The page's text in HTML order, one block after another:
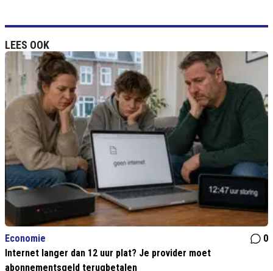
LEES OOK
Economie
0
Internet langer dan 12 uur plat? Je provider moet
abonnementsgeld terugbetalen